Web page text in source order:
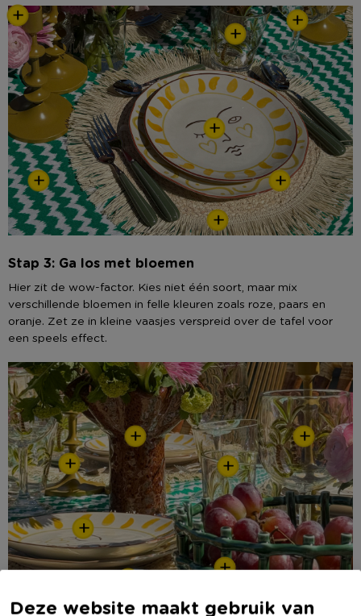
Deze website maakt gebruik van
+
+
+
+
+
+
+
Stap 3: Ga los met bloemen
Hier zit de wow-factor. Kies niet één soort, maar mix
verschillende bloemen in felle kleuren zoals roze, paars en
oranje. Zet ze in kleine vaasjes verspreid over de tafel voor
een speels effect.
+
+
+
+
+
+
+